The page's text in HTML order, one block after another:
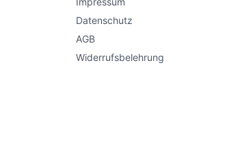
Datenschutz
AGB
Widerrufsbelehrung